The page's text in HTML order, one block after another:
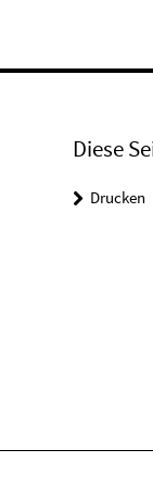
Diese
Drucken